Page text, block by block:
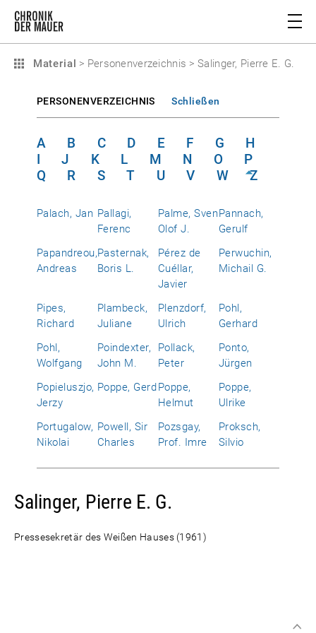
Material > Personenverzeichnis > Salinger, Pierre E. G.
PERSONENVERZEICHNIS Schließen
A B C D E F G
H
I
J K L M N O
P
Q
R S T U V W Z
Palach, Jan Pallagi,
Ferenc
Palme, Sven
Olof J.
Pannach,
Gerulf
Papandreou,
Andreas
Pasternak,
Boris L.
Pérez de
Cuéllar,
Javier
Perwuchin,
Michail G.
Pipes,
Richard
Plambeck,
Juliane
Plenzdorf,
Ulrich
Pohl,
Gerhard
Pohl,
Wolfgang
Poindexter,
John M.
Pollack,
Peter
Ponto,
Jürgen
Popieluszjo,
Jerzy
Poppe, GerdPoppe,
Helmut
Poppe,
Ulrike
Portugalow,
Nikolai
Powell, Sir
Charles
Pozsgay,
Prof. Imre
Proksch,
Silvio
Salinger, Pierre E. G.
Pressesekretär des Weißen Hauses (1961)